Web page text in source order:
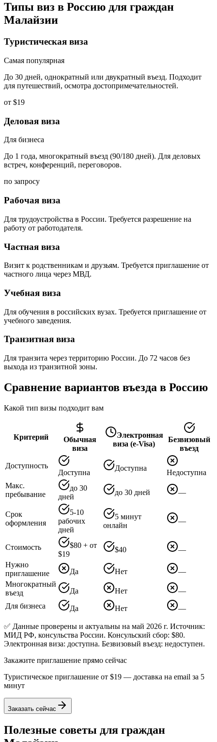
Типы виз в Россию для граждан
Малайзии
Туристическая виза
Самая популярная
До 30 дней, однократный или двукратный въезд. Подходит
для путешествий, осмотра достопримечательностей.
от $19
Деловая виза
Для бизнеса
До 1 года, многократный въезд (90/180 дней). Для деловых
встреч, конференций, переговоров.
по запросу
Рабочая виза
Для трудоустройства в России. Требуется разрешение на
работу от работодателя.
Частная виза
Визит к родственникам и друзьям. Требуется приглашение от
частного лица через МВД.
Учебная виза
Для обучения в российских вузах. Требуется приглашение от
учебного заведения.
Транзитная виза
Для транзита через территорию России. До 72 часов без
выхода из транзитной зоны.
Сравнение вариантов въезда в Россию
Какой тип визы подходит вам
Критерий
Обычная
виза
Электронная
виза (e-Visa)
Безвизовый
въезд
Доступность
Доступна
Доступна
Недоступна
Макс.
пребывание
до 30
дней
до 30 дней —
Срок
оформления
5-10
рабочих
дней
5 минут
онлайн
—
Стоимость
$80 + от
$19
$40
—
Нужно
приглашение
Да Нет
—
Многократный
въезд
Да Нет
—
Для бизнеса
Да Нет —
✅ Данные проверены и актуальны на май 2026 г. Источник:
МИД РФ, консульства России. Консульский сбор: $80.
Электронная виза: доступна. Безвизовый въезд: недоступен.
Закажите приглашение прямо сейчас
Туристическое приглашение от $19 — доставка на email за 5
минут
Заказать сейчас
Полезные советы для граждан